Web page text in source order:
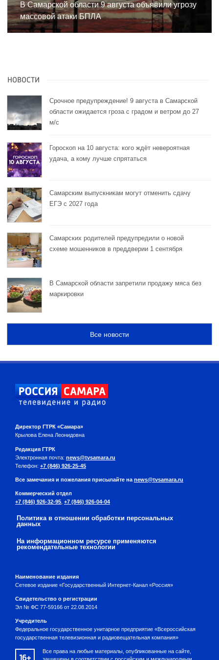
В Самарской области 9 августа объявили угрозу
массовой атаки БПЛА
НОВОСТИ
Срочное предупреждение! 9 августа в Самарской
области ожидается гроза с градом и ветром до 27
м/с
Гороскоп на 10 августа: кого ждёт невероятная
удача, а кому лучше спрятаться
Самарским выпускникам могут отменить сдачу
ЕГЭ с 2027 года
Самарских родителей предупредили о новой
схеме мошенников в преддверии 1 сентября
В Самарской области запретили продажу мяса без
маркировки
Все новости
Директор ГТРК «Самара»
Крылова Елена Леонидовна
Редакция ГТРК
Электронная почта: news@tvsamara.ru
Телефон: +7 (846) 926-25-45
Все замечания и пожелания присылайте на news@tvsamara.ru
Коммерческий отдел
+7 (846) 926-32-95 +7 (846) 926-04-04
Политика в отношении обработки персональных
данных
На информационном ресурсе применяются
рекомендательные технологии
Наименование издания
Сетевое издание «Государственный Интернет-Канал «Россия»
Свидетельство о регистрации
Эл № ФС 77-59166 от 22.08.2014
Учредитель
Федеральное государственное унитарное предприятие «Всероссийская
государственная телевизионная и радиовещательная компания»
Все права на любые материалы, опубликованные на сайте,